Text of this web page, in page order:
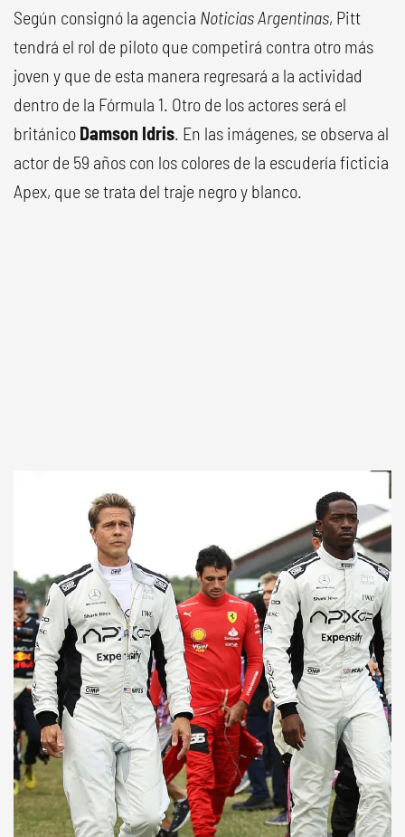
Según consignó la agencia Noticias Argentinas, Pitt
tendrá el rol de piloto que competirá contra otro más
joven y que de esta manera regresará a la actividad
dentro de la Fórmula 1. Otro de los actores será el
británico Damson Idris. En las imágenes, se observa al
actor de 59 años con los colores de la escudería ficticia
Apex, que se trata del traje negro y blanco.